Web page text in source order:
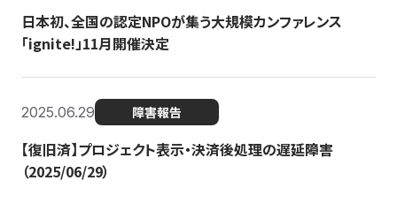
日本初、全国の認定NPOが集う大規模カンファレンス
「ignite!」11月開催決定
2025.06.29 障害報告
【復旧済】プロジェクト表示・決済後処理の遅延障害
（2025/06/29）